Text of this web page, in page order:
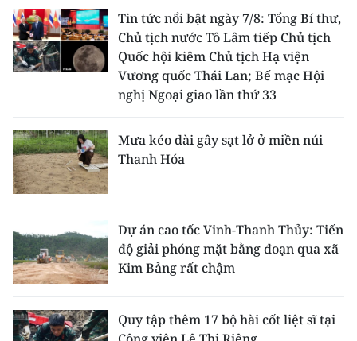
Tin tức nổi bật ngày 7/8: Tổng Bí thư,
Chủ tịch nước Tô Lâm tiếp Chủ tịch
Quốc hội kiêm Chủ tịch Hạ viện
Vương quốc Thái Lan; Bế mạc Hội
nghị Ngoại giao lần thứ 33
Mưa kéo dài gây sạt lở ở miền núi
Thanh Hóa
Dự án cao tốc Vinh-Thanh Thủy: Tiến
độ giải phóng mặt bằng đoạn qua xã
Kim Bảng rất chậm
Quy tập thêm 17 bộ hài cốt liệt sĩ tại